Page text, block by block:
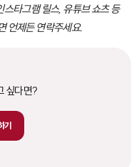
타그램 릴스, 유튜브 쇼츠 등
언제든 연락주세요.
싶다면?
기